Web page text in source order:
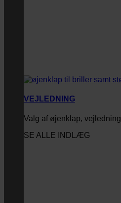
VEJLEDNING
Valg af øjenklap,
SE ALLE INDLÆG